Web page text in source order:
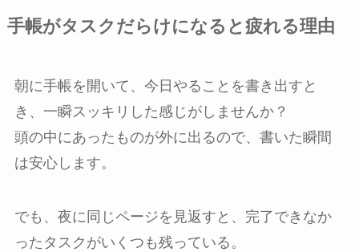
手帳がタスクだらけになると疲れる理由
朝に手帳を開いて、今日やることを書き出すと
き、一瞬スッキリした感じがしませんか？
頭の中にあったものが外に出るので、書いた瞬間
は安心します。
でも、夜に同じページを見返すと、完了できなか
ったタスクがいくつも残っている。